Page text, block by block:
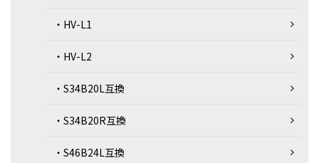
・HV-L1
・HV-L2
・S34B20L互換
・S34B20R互換
・S46B24L互換